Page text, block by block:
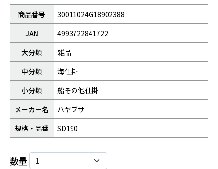
商品番号
30011024G18902388
JAN
4993722841722
大分類
雑品
中分類
海仕掛
小分類
船その他仕掛
メーカー名
ハヤブサ
規格・品番
SD190
数量